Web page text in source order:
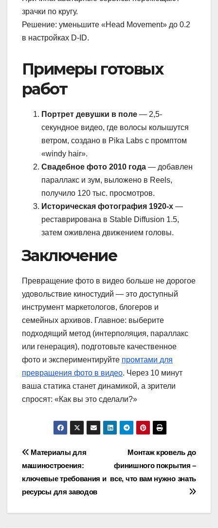
зрачки по кругу.
Решение: уменьшите «Head Movement» до 0.2
в настройках D-ID.
Примеры готовых
работ
Портрет девушки в поле — 2,5-
секундное видео, где волосы колышутся
ветром, создано в Pika Labs с промптом
«windy hair».
Свадебное фото 2010 года — добавлен
параллакс и зум, выложено в Reels,
получило 120 тыс. просмотров.
Историческая фотография 1920-х —
реставрирована в Stable Diffusion 1.5,
затем оживлена движением головы.
Заключение
Превращение фото в видео больше не дорогое
удовольствие киностудий — это доступный
инструмент маркетологов, блогеров и
семейных архивов. Главное: выберите
подходящий метод (интерполяция, параллакс
или генерация), подготовьте качественное
фото и экспериментируйте промтами для
превращения фото в видео. Через 10 минут
ваша статика станет динамикой, а зрители
спросят: «Как вы это сделали?»
Навигация
по
записям
Монтаж кровель до
финишного покрытия –
все, что вам нужно знать
Материалы для
машиностроения:
ключевые требования и
ресурсы для заводов